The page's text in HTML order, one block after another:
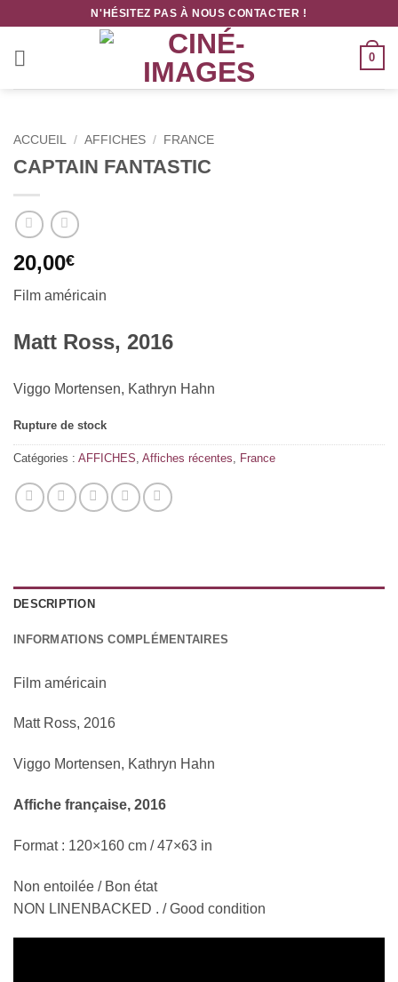
contenu
N'HÉSITEZ PAS À NOUS CONTACTER !
0
ACCUEIL / AFFICHES / FRANCE
CAPTAIN FANTASTIC
20,00€
Film américain
Matt Ross, 2016
Viggo Mortensen, Kathryn Hahn
Rupture de stock
Catégories : AFFICHES Affiches récentes France
DESCRIPTION
INFORMATIONS COMPLÉMENTAIRES
Film américain
Matt Ross, 2016
Viggo Mortensen, Kathryn Hahn
Affiche française, 2016
Format : 120×160 cm / 47×63 in
Non entoilée / Bon état
NON LINENBACKED . / Good condition